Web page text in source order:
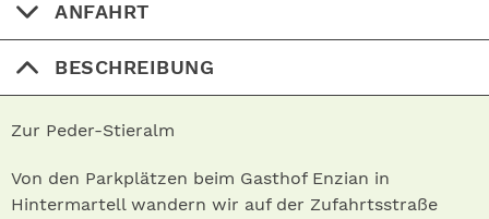
ANFAHRT
BESCHREIBUNG
Zur Peder-Stieralm
Von den Parkplätzen beim Gasthof Enzian in
Hintermartell wandern wir auf der Zufahrtsstraße